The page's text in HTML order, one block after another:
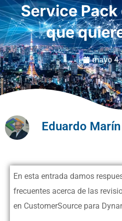
Service Pack
que
mayo 4,
Eduardo Marín
En esta entrada damos
frecuentes acerca de las
en CustomerSource para